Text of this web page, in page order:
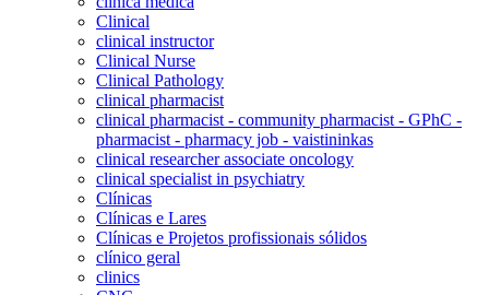
Clinical
clinical instructor
Clinical Nurse
Clinical Pathology
clinical pharmacist
clinical pharmacist - community pharmacist - GPhC -
pharmacist - pharmacy job - vaistininkas
clinical researcher associate oncology
clinical specialist in psychiatry
Clínicas
Clínicas e Lares
Clínicas e Projetos profissionais sólidos
clínico geral
clinics